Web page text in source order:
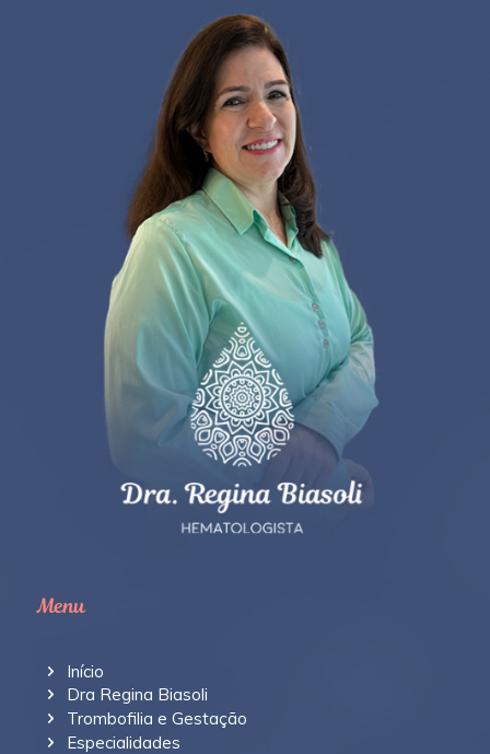
Menu
Início
Dra Regina Biasoli
Trombofilia e Gestação
Especialidades